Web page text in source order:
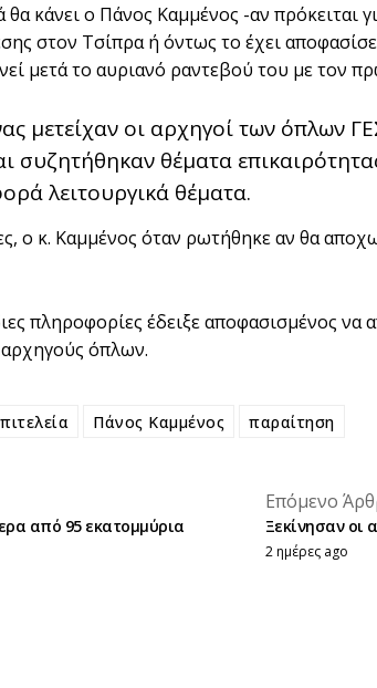
κάνει ο Πάνος Καμμένος -αν πρόκειται
στον Τσίπρα ή όντως το έχει
μετά το αυριανό ραντεβού του με τον
μετείχαν οι αρχηγοί των όπλων
συζητήθηκαν θέματα
λειτουργικά θέματα.
ο κ. Καμμένος όταν ρωτήθηκε αν θα
πληροφορίες έδειξε αποφασισμένος
όπλων.
Πάνος Καμμένος παραίτηση
placeholder
Επόμενο
από 95 εκατομμύρια
Ξεκίνησαν οι
2 ημέρες ago